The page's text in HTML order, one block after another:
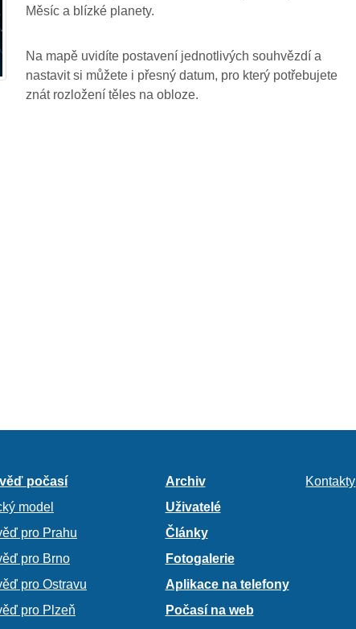
Měsíc a blízké planety.
Na mapě uvidíte postavení jednotlivých souhvězdí a
nastavit si můžete i přesný datum, pro který potřebujete
znát rozložení těles na obloze.
počasí
model
pro Prahu
pro Brno
pro Ostravu
pro Plzeň
Archiv
Uživatelé
Články
Fotogalerie
Aplikace na telefony
Počasí na web
Kontakty